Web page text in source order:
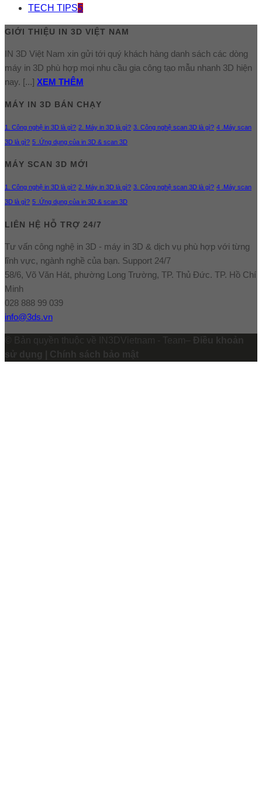
TECH TIPS5
GIỚI THIỆU IN 3D VIỆT NAM
IN 3D Việt Nam xin gửi tới quý khách hàng danh sách các dòng
máy in 3D phù hợp mọi nhu cầu gia công tạo mẫu nhanh 3D hiện
nay. [...] XEM THÊM
MÁY IN 3D BÁN CHẠY
1. Công nghệ in 3D là gì? 2. Máy in 3D là gì? 3. Công nghệ scan 3D là gì? 4 .Máy scan
3D là gì? 5 .Ứng dụng của in 3D & scan 3D
MÁY SCAN 3D MỚI
1. Công nghệ in 3D là gì? 2. Máy in 3D là gì? 3. Công nghệ scan 3D là gì? 4 .Máy scan
3D là gì? 5 .Ứng dụng của in 3D & scan 3D
LIÊN HỆ HỖ TRỢ 24/7
Tư vấn công nghệ in 3D - máy in 3D & dịch vụ phù hợp với từng
lĩnh vực, ngành nghề của bạn. Support 24/7
58/6, Võ Văn Hát, phường Long Trường, TP. Thủ Đức. TP. Hồ Chí
Minh
028 888 99 039
info@3ds.vn
© Bản quyền thuộc về IN3DVietnam - Team– Điều khoản
sử dụng | Chính sách bảo mật